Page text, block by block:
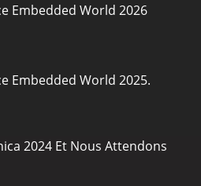
Embedded World 2026
Embedded World 2025.
2024 Et Nous Attendons